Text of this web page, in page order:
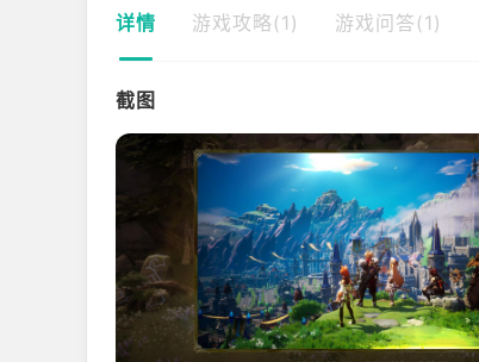
详情 游戏攻略(1) 游戏问答(1)
截图